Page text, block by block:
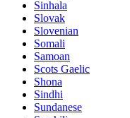
Sinhala
Slovak
Slovenian
Somali
Samoan
Scots Gaelic
Shona
Sindhi
Sundanese